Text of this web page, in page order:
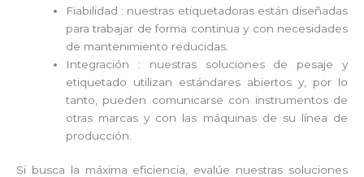
Fiabilidad : nuestras etiquetadoras están diseñadas
para trabajar de forma continua y con necesidades
de mantenimiento reducidas.
Integración : nuestras soluciones de pesaje y
etiquetado utilizan estándares abiertos y, por lo
tanto, pueden comunicarse con instrumentos de
otras marcas y con las máquinas de su línea de
producción.
Si busca la máxima eficiencia, evalúe nuestras soluciones